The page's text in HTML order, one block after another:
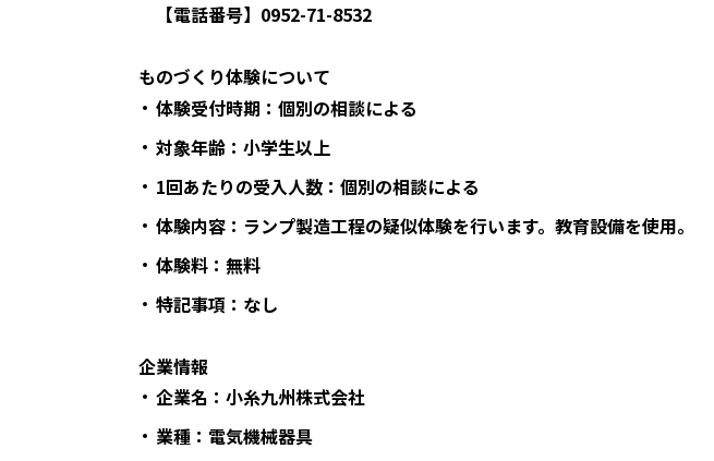
【電話番号】0952-71-8532
ものづくり体験について
体験受付時期：個別の相談による
対象年齢：小学生以上
1回あたりの受入人数：個別の相談による
体験内容：ランプ製造工程の疑似体験を行います。教育設備を使用。
体験料：無料
特記事項：なし
企業情報
企業名：小糸九州株式会社
業種：電気機械器具